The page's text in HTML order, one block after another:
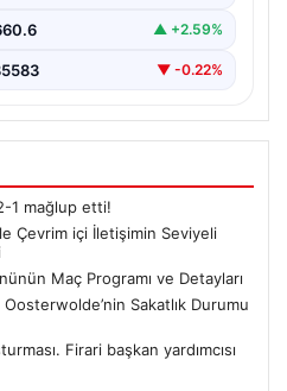
▲ +2.59%
▼ -0.22%
1 mağlup etti!
Çevrim içi İletişimin Seviyeli
Maç Programı ve Detayları
Sakatlık Durumu
Firari başkan yardımcısı